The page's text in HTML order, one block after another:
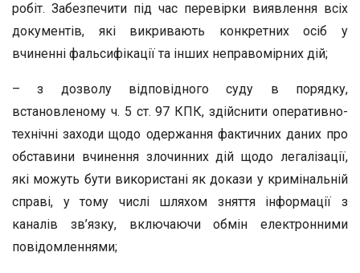
робіт. Забезпечити під час перевірки виявлення всіх
документів, які викривають конкретних осіб у
вчиненні фальсифікації та інших неправомірних дій;
– з дозволу відповідного суду в порядку,
встановленому ч. 5 ст. 97 КПК, здійснити оперативно-
технічні заходи щодо одержання фактичних даних про
обставини вчинення злочинних дій щодо легалізації,
які можуть бути використані як докази у кримінальній
справі, у тому числі шляхом зняття інформації з
каналів зв’язку, включаючи обмін електронними
повідомленнями;